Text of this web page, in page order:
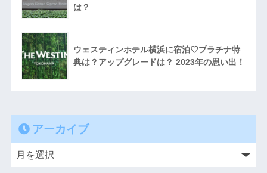
は？
ウェスティンホテル横浜に宿泊♡プラチナ特
典は？アップグレードは？ 2023年の思い出！
アーカイブ